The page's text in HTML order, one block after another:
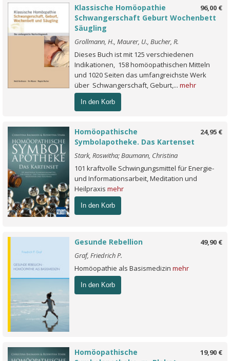
96,00 €
Klassische Homöopathie
Schwangerschaft Geburt Wochenbett
Säugling
Grollmann, H., Maurer, U., Bucher, R.
Dieses Buch ist mit 125 verschiedenen
Indikationen, 158 homöopathischen Mitteln
und 1020 Seiten das umfangreichste Werk
über Schwangerschaft, Geburt,... mehr
In den Korb
24,95 €
Homöopathische
Symbolapotheke. Das Kartenset
Stark, Roswitha; Baumann, Christina
101 kraftvolle Schwingungsmittel für Energie-
und Informationsarbeit, Meditation und
Heilpraxis mehr
In den Korb
49,90 €
Gesunde Rebellion
Graf, Friedrich P.
Homöopathie als Basismedizin mehr
In den Korb
19,90 €
Homöopathische